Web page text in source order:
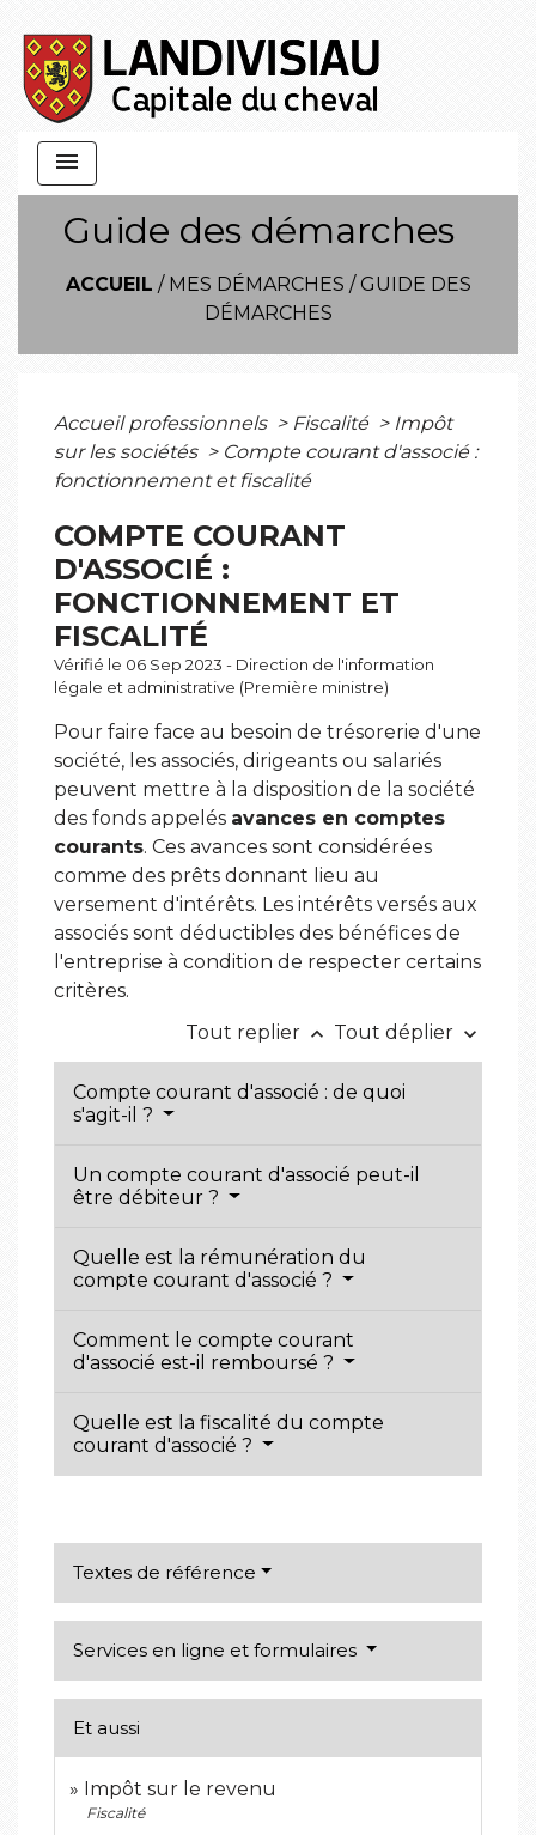
menu
Guide des démarches
ACCUEIL / MES DÉMARCHES / GUIDE DES
DÉMARCHES
Accueil professionnels > Fiscalité > Impôt
sur les sociétés > Compte courant d'associé :
fonctionnement et fiscalité
COMPTE COURANT
D'ASSOCIÉ :
FONCTIONNEMENT ET
FISCALITÉ
Vérifié le 06 Sep 2023 - Direction de l'information
légale et administrative (Première ministre)
Pour faire face au besoin de trésorerie d'une
société, les associés, dirigeants ou salariés
peuvent mettre à la disposition de la société
des fonds appelés avances en comptes
courants. Ces avances sont considérées
comme des prêts donnant lieu au
versement d'intérêts. Les intérêts versés aux
associés sont déductibles des bénéfices de
l'entreprise à condition de respecter certains
critères.
Tout replier keyboard_arrow_up Tout déplier keyboard_arrow_down
Compte courant d'associé : de quoi
s'agit-il ?
Un compte courant d'associé peut-il
être débiteur ?
Quelle est la rémunération du
compte courant d'associé ?
Comment le compte courant
d'associé est-il remboursé ?
Quelle est la fiscalité du compte
courant d'associé ?
Textes de référence
Services en ligne et formulaires
Et aussi
Impôt sur le revenu
Fiscalité